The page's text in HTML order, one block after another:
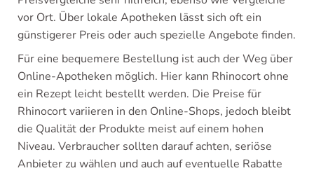
vor Ort. Über lokale Apotheken lässt sich oft ein
günstigerer Preis oder auch spezielle Angebote finden.
Für eine bequemere Bestellung ist auch der Weg über
Online-Apotheken möglich. Hier kann Rhinocort ohne
ein Rezept leicht bestellt werden. Die Preise für
Rhinocort variieren in den Online-Shops, jedoch bleibt
die Qualität der Produkte meist auf einem hohen
Niveau. Verbraucher sollten darauf achten, seriöse
Anbieter zu wählen und auch auf eventuelle Rabatte